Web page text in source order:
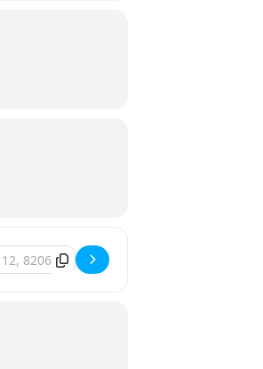
[POay0WdYe]